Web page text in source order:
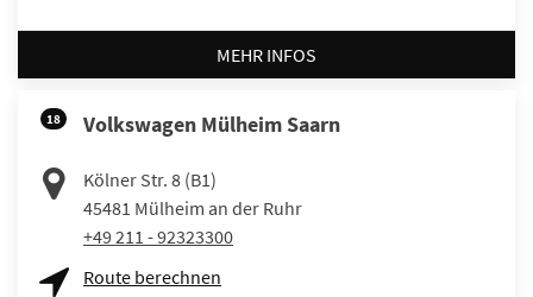
MEHR INFOS
18 Volkswagen Mülheim Saarn
Kölner Str. 8 (B1)
45481 Mülheim an der Ruhr
+49 211 - 92323300
Route berechnen